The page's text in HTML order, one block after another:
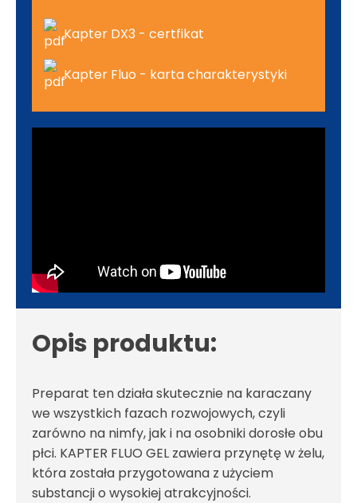
Kapter DX3 - certfikat
Kapter Fluo - karta charakterystyki
Opis produktu:
Preparat ten działa skutecznie na karaczany
we wszystkich fazach rozwojowych, czyli
zarówno na nimfy, jak i na osobniki dorosłe obu
płci. KAPTER FLUO GEL zawiera przynętę w żelu,
która została przygotowana z użyciem
substancji o wysokiej atrakcyjności.